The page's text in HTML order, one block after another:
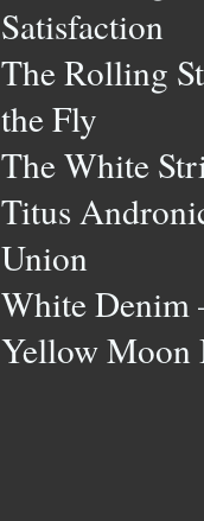
Satisfaction
The Rolling
the Fly
The White
Titus
Union
White Denim
Yellow Moon